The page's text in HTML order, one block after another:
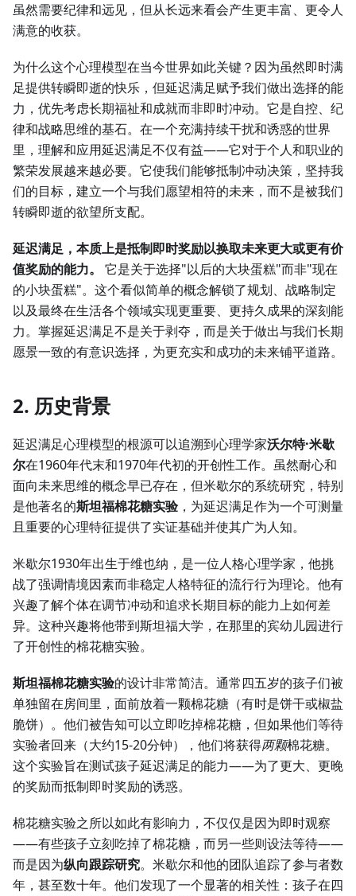
虽然需要纪律和远见，但从长远来看会产生更丰富、更令人
满意的收获。
为什么这个心理模型在当今世界如此关键？因为虽然即时满
足提供转瞬即逝的快乐，但延迟满足赋予我们做出选择的能
力，优先考虑长期福祉和成就而非即时冲动。它是自控、纪
律和战略思维的基石。在一个充满持续干扰和诱惑的世界
里，理解和应用延迟满足不仅有益——它对于个人和职业的
繁荣发展越来越必要。它使我们能够抵制冲动决策，坚持我
们的目标，建立一个与我们愿望相符的未来，而不是被我们
转瞬即逝的欲望所支配。
延迟满足，本质上是抵制即时奖励以换取未来更大或更有价
值奖励的能力。
它是关于选择"以后的大块蛋糕"而非"现在
的小块蛋糕"。这个看似简单的概念解锁了规划、战略制定
以及最终在生活各个领域实现更重要、更持久成果的深刻能
力。掌握延迟满足不是关于剥夺，而是关于做出与我们长期
愿景一致的有意识选择，为更充实和成功的未来铺平道路。
2. 历史背景
延迟满足心理模型的根源可以追溯到心理学家沃尔特·米歇
尔在1960年代末和1970年代初的开创性工作。虽然耐心和
面向未来思维的概念早已存在，但米歇尔的系统研究，特别
是他著名的斯坦福棉花糖实验，为延迟满足作为一个可测量
且重要的心理特征提供了实证基础并使其广为人知。
米歇尔1930年出生于维也纳，是一位人格心理学家，他挑
战了强调情境因素而非稳定人格特征的流行行为理论。他有
兴趣了解个体在调节冲动和追求长期目标的能力上如何差
异。这种兴趣将他带到斯坦福大学，在那里的宾幼儿园进行
了开创性的棉花糖实验。
斯坦福棉花糖实验的设计非常简洁。通常四五岁的孩子们被
单独留在房间里，面前放着一颗棉花糖（有时是饼干或椒盐
脆饼）。他们被告知可以立即吃掉棉花糖，但如果他们等待
实验者回来（大约15-20分钟），他们将获得两颗棉花糖。
这个实验旨在测试孩子延迟满足的能力——为了更大、更晚
的奖励而抵制即时奖励的诱惑。
棉花糖实验之所以如此有影响力，不仅仅是因为即时观察
——有些孩子立刻吃掉了棉花糖，而另一些则设法等待——
而是因为纵向跟踪研究。米歇尔和他的团队追踪了参与者数
年，甚至数十年。他们发现了一个显著的相关性：孩子在四